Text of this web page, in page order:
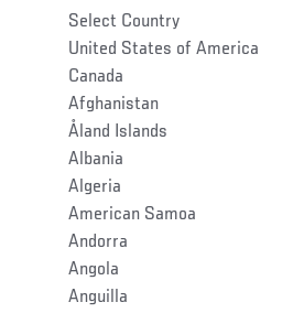
Select Country
United States of America
Canada
Afghanistan
Åland Islands
Albania
Algeria
American Samoa
Andorra
Angola
Anguilla